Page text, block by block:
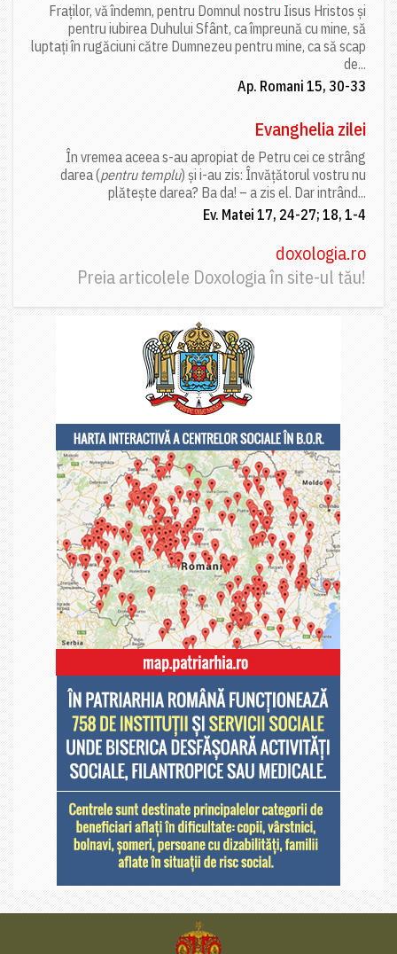
Fraților, vă îndemn, pentru Domnul nostru Iisus Hristos și
pentru iubirea Duhului Sfânt, ca împreună cu mine, să
luptați în rugăciuni către Dumnezeu pentru mine, ca să scap
de...
Ap. Romani 15, 30-33
Evanghelia zilei
În vremea aceea s-au apropiat de Petru cei ce strâng
darea (pentru templu) și i-au zis: Învățătorul vostru nu
plătește darea? Ba da! – a zis el. Dar intrând...
Ev. Matei 17, 24-27; 18, 1-4
doxologia.ro
Preia articolele Doxologia în site-ul tău!